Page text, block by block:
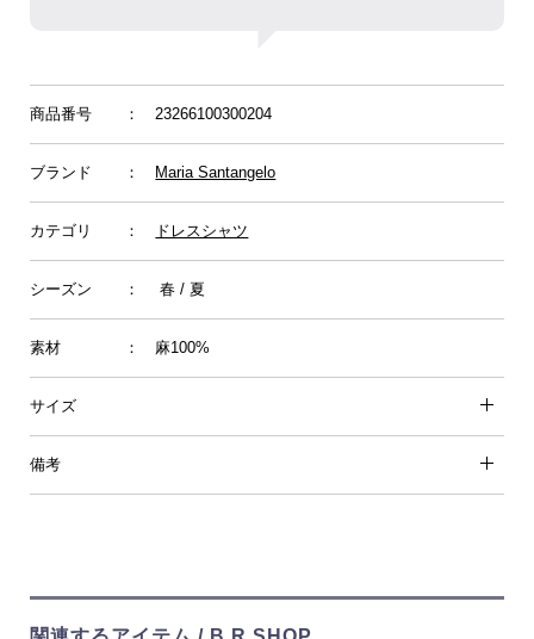
商品番号 ： 23266100300204
ブランド ： Maria Santangelo
カテゴリ ： ドレスシャツ
シーズン ： 春 / 夏
素材 ： 麻100%
サイズ
備考